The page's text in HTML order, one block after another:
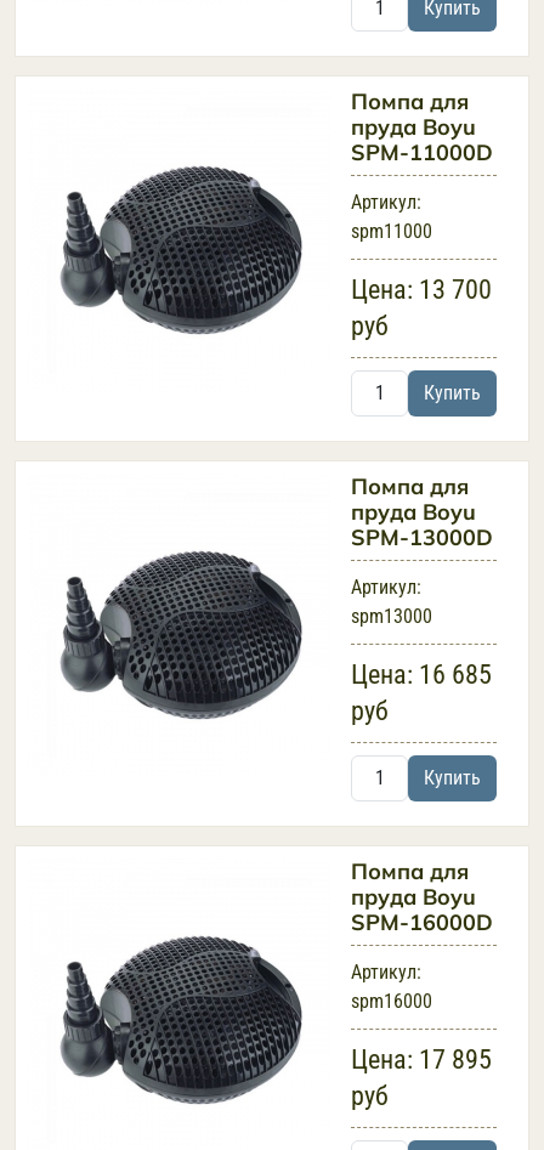
Купить
Помпа для
пруда Boyu
SPM-11000D
Артикул:
spm11000
Цена: 13 700
руб
Купить
Помпа для
пруда Boyu
SPM-13000D
Артикул:
spm13000
Цена: 16 685
руб
Купить
Помпа для
пруда Boyu
SPM-16000D
Артикул:
spm16000
Цена: 17 895
руб